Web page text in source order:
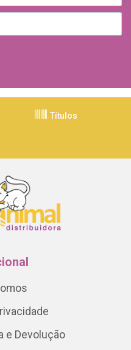
Títulos
e Devolução